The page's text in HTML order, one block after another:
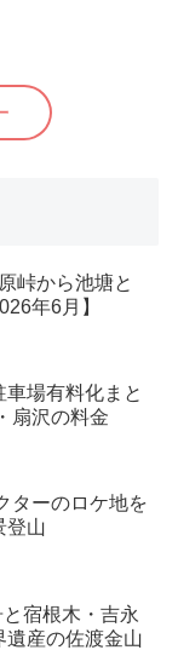
峠から池塘と
年6月】
場有料化まと
扇沢の料金
ターのロケ地を
登山
宿根木・吉永
遺産の佐渡金山